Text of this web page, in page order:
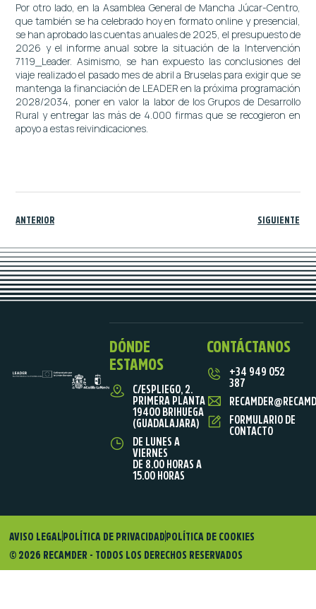
Por otro lado, en la Asamblea General de Mancha Júcar-Centro,
que también se ha celebrado hoy en formato online y presencial,
se han aprobado las cuentas anuales de 2025, el presupuesto de
2026 y el informe anual sobre la situación de la Intervención
7119_Leader. Asimismo, se han expuesto las conclusiones del
viaje realizado el pasado mes de abril a Bruselas para exigir que se
mantenga la financiación de LEADER en la próxima programación
2028/2034, poner en valor la labor de los Grupos de Desarrollo
Rural y entregar las más de 4.000 firmas que se recogieron en
apoyo a estas reivindicaciones.
ANTERIOR SIGUIENTE
DÓNDE
ESTAMOS
C/ESPLIEGO, 2.
PRIMERA PLANTA
19400 BRIHUEGA
(GUADALAJARA)
DE LUNES A
VIERNES
DE 8.00 HORAS A
15.00 HORAS
CONTÁCTANOS
+34 949 052
387
FORMULARIO DE
CONTACTO
© 2026 RECAMDER - TODOS LOS DERECHOS RESERVADOS
AVISO LEGAL POLÍTICA DE PRIVACIDAD POLÍTICA DE COOKIES